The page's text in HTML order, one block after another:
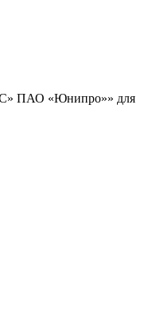
ПАО «Юнипро»» для